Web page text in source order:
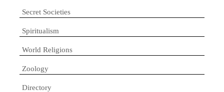
Secret Societies
Spiritualism
World Religions
Zoology
Directory